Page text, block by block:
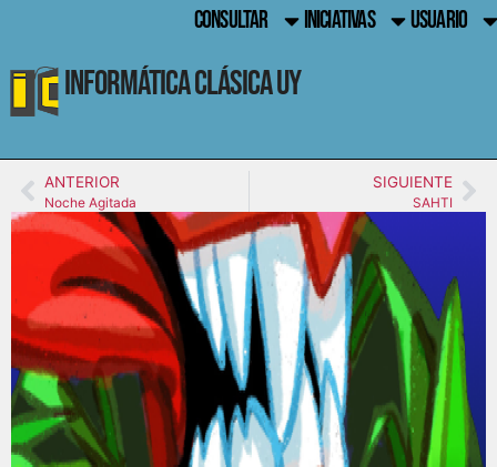
CONSULTAR INICIATIVAS USUARIO
Informática Clásica UY
ANTERIOR
Noche Agitada
SIGUIENTE
SAHTI